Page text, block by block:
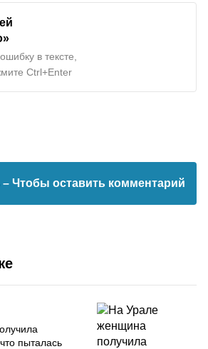
в тексте,
Ctrl+Enter
– Чтобы оставить комментарий
пыталась